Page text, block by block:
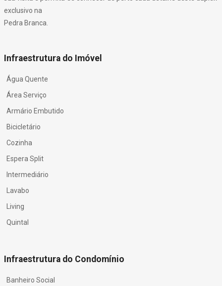
exclusivo na
Pedra Branca.
Infraestrutura do Imóvel
Água Quente
Área Serviço
Armário Embutido
Bicicletário
Cozinha
Espera Split
Intermediário
Lavabo
Living
Quintal
Infraestrutura do Condomínio
Banheiro Social